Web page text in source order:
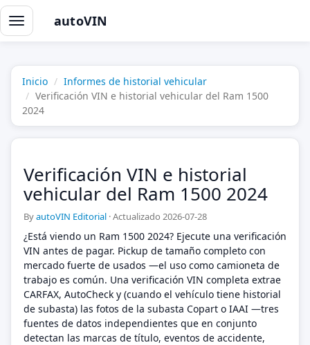
Alternar
navegación
autoVIN
Inicio
Informes de historial vehicular
Verificación VIN e historial vehicular del Ram 1500
2024
Verificación VIN e historial
vehicular del Ram 1500 2024
ByautoVIN Editorial ·Actualizado 2026-07-28
¿Está viendo un Ram 1500 2024? Ejecute una verificación
VIN antes de pagar. Pickup de tamaño completo con
mercado fuerte de usados —el uso como camioneta de
trabajo es común. Una verificación VIN completa extrae
CARFAX, AutoCheck y (cuando el vehículo tiene historial
de subasta) las fotos de la subasta Copart o IAAI —tres
fuentes de datos independientes que en conjunto
detectan las marcas de título, eventos de accidente,